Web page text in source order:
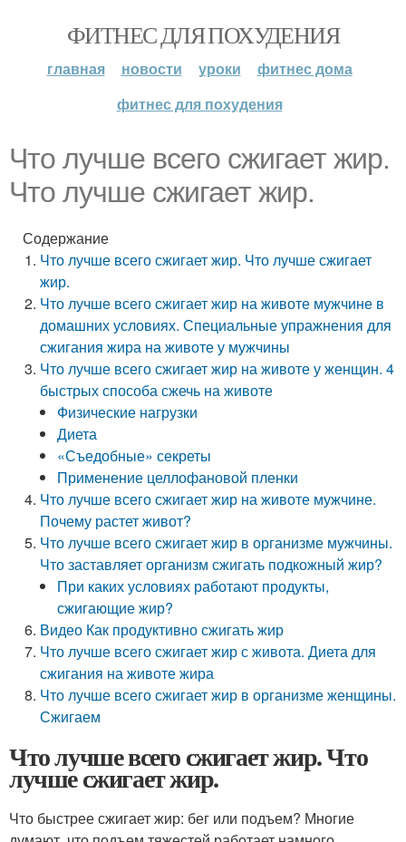
ФИТНЕС ДЛЯ ПОХУДЕНИЯ
главная новости уроки
фитнес дома
фитнес для похудения
Что лучше всего сжигает жир.
Что лучше сжигает жир.
Содержание
Что лучше всего сжигает жир. Что лучше сжигает
жир.
Что лучше всего сжигает жир на животе мужчине в
домашних условиях. Специальные упражнения для
сжигания жира на животе у мужчины
Что лучше всего сжигает жир на животе у женщин. 4
быстрых способа сжечь на животе
Физические нагрузки
Диета
«Съедобные» секреты
Применение целлофановой пленки
Что лучше всего сжигает жир на животе мужчине.
Почему растет живот?
Что лучше всего сжигает жир в организме мужчины.
Что заставляет организм сжигать подкожный жир?
При каких условиях работают продукты,
сжигающие жир?
Видео Как продуктивно сжигать жир
Что лучше всего сжигает жир с живота. Диета для
сжигания на животе жира
Что лучше всего сжигает жир в организме женщины.
Сжигаем
Что лучше всего сжигает жир. Что
лучше сжигает жир.
Что быстрее сжигает жир: бег или подъем? Многие